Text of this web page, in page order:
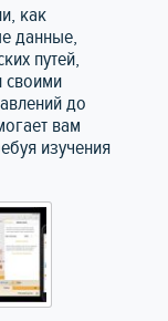
как
данные,
путей,
своими
до
вам
изучения